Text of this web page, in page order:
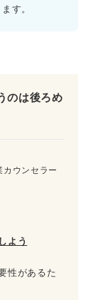
す。
のは後ろめ
カウンセラー
よう
性があるた